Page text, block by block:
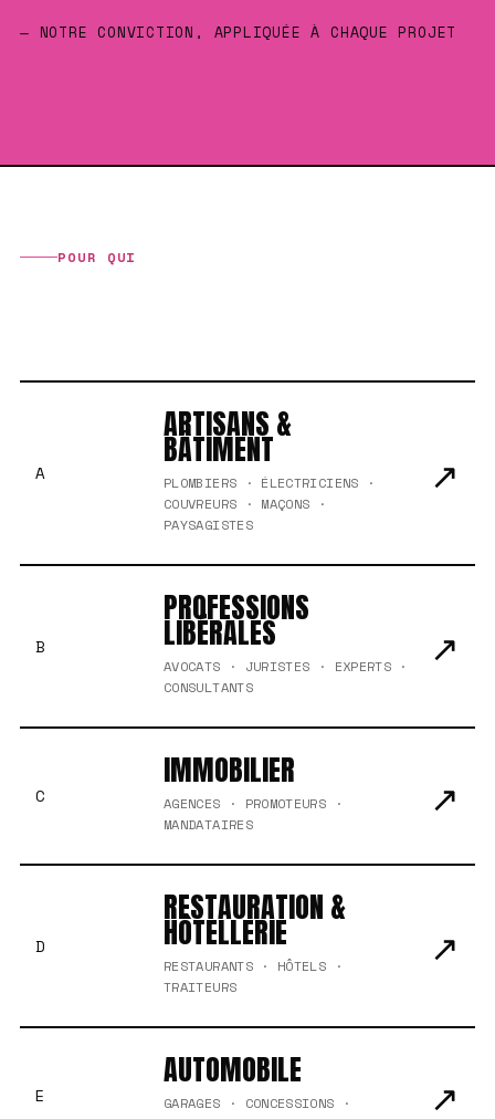
— NOTRE CONVICTION, APPLIQUÉE À CHAQUE PROJET
POUR QUI
A
ARTISANS &
BÂTIMENT
PLOMBIERS · ÉLECTRICIENS ·
COUVREURS · MAÇONS ·
PAYSAGISTES
↗
B
PROFESSIONS
LIBÉRALES
AVOCATS · JURISTES · EXPERTS ·
CONSULTANTS
↗
C
IMMOBILIER
AGENCES · PROMOTEURS ·
MANDATAIRES
↗
D
RESTAURATION &
HÔTELLERIE
RESTAURANTS · HÔTELS ·
TRAITEURS
↗
E
AUTOMOBILE
GARAGES · CONCESSIONS ·
↗